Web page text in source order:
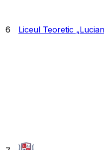
6 Liceul Teoretic